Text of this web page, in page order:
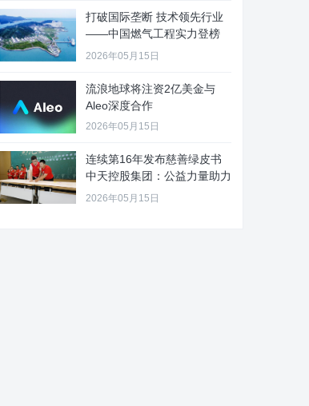
打破国际垄断 技术领先行业
——中国燃气工程实力登榜
“詹天
2026年05月15日
流浪地球将注资2亿美金与
Aleo深度合作
2026年05月15日
连续第16年发布慈善绿皮书
中天控股集团：公益力量助力
企
2026年05月15日